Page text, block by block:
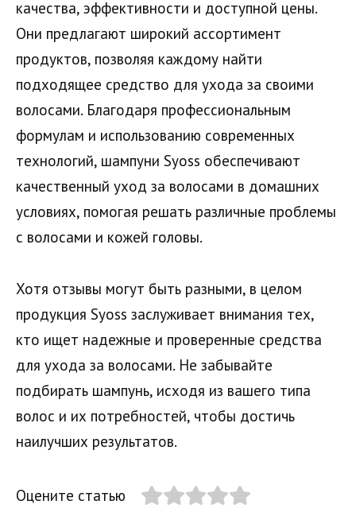
качества, эффективности и доступной цены.
Они предлагают широкий ассортимент
продуктов, позволяя каждому найти
подходящее средство для ухода за своими
волосами. Благодаря профессиональным
формулам и использованию современных
технологий, шампуни Syoss обеспечивают
качественный уход за волосами в домашних
условиях, помогая решать различные проблемы
с волосами и кожей головы.
Хотя отзывы могут быть разными, в целом
продукция Syoss заслуживает внимания тех,
кто ищет надежные и проверенные средства
для ухода за волосами. Не забывайте
подбирать шампунь, исходя из вашего типа
волос и их потребностей, чтобы достичь
наилучших результатов.
Оцените статью